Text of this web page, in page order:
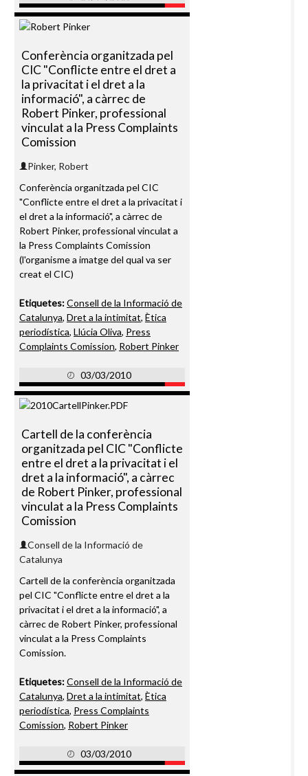
Conferència organitzada pel
CIC "Conflicte entre el dret a
la privacitat i el dret a la
informació", a càrrec de
Robert Pinker, professional
vinculat a la Press Complaints
Comission
Pinker, Robert
Conferència organitzada pel CIC
"Conflicte entre el dret a la privacitat i
el dret a la informació", a càrrec de
Robert Pinker, professional vinculat a
la Press Complaints Comission
(l'organisme a imatge del qual va ser
creat el CIC)
Etiquetes:Consell de la Informació de
Catalunya, Dret a la intimitat, Ètica
periodística, Llúcia Oliva, Press
Complaints Comission, Robert Pinker
03/03/2010
Cartell de la conferència
organitzada pel CIC "Conflicte
entre el dret a la privacitat i el
dret a la informació", a càrrec
de Robert Pinker, professional
vinculat a la Press Complaints
Comission
Consell de la Informació de
Catalunya
Cartell de la conferència organitzada
pel CIC "Conflicte entre el dret a la
privacitat i el dret a la informació", a
càrrec de Robert Pinker, professional
vinculat a la Press Complaints
Comission.
Etiquetes:Consell de la Informació de
Catalunya, Dret a la intimitat, Ètica
periodística, Press Complaints
Comission, Robert Pinker
03/03/2010